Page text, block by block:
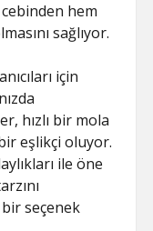
hem
sağlıyor.
için
hızlı bir mola
eşlikçi oluyor.
ile öne
seçenek